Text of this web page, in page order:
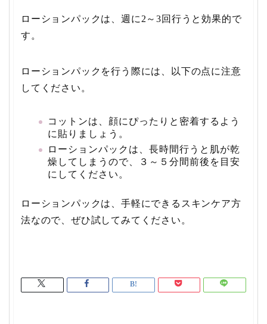
ローションパックは、週に2～3回行うと効果的で
す。
ローションパックを行う際には、以下の点に注意
してください。
コットンは、顔にぴったりと密着するよう
に貼りましょう。
ローションパックは、長時間行うと肌が乾
燥してしまうので、３～５分間前後を目安
にしてください。
ローションパックは、手軽にできるスキンケア方
法なので、ぜひ試してみてください。